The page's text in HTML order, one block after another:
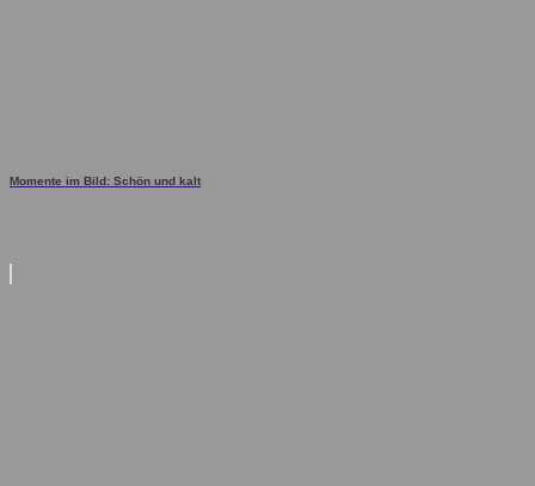
Momente im Bild: Schön und kalt